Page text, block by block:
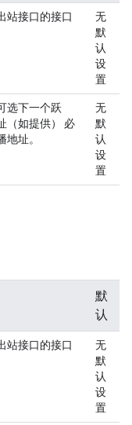
站接口的接口
无
默
认
设
置
选下一个跃
（如提供） 必
地址。
无
默
认
设
置
默
认
站接口的接口
无
默
认
设
置